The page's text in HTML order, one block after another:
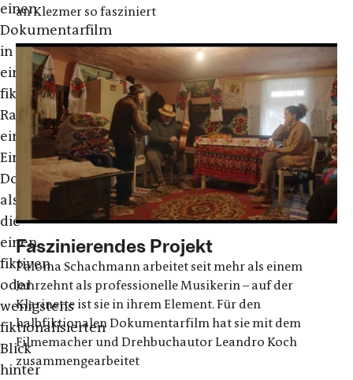
einen
Dokumentarfilm
in
eine
fiktive
Rahmenhandlung
ein.
Eine
Doku
also,
die
einen
fiktiven
oder
wenigstens
fiktionalisierten
Blick
hinter
an Klezmer so fasziniert
Faszinierendes Projekt
Paloma Schachmann arbeitet seit mehr als einem
Jahrzehnt als professionelle Musikerin – auf der
Klarinette ist sie in ihrem Element. Für den
halbfiktionalen Dokumentarfilm hat sie mit dem
Filmemacher und Drehbuchautor Leandro Koch
zusammengearbeitet